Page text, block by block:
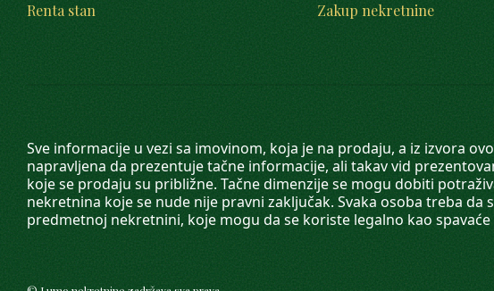
Sve informacije u vezi sa imovinom, koja je na prodaju, a iz izvora
napravljena da prezentuje tačne informacije, ali takav vid
koje se prodaju su približne. Tačne dimenzije se mogu dobiti
nekretnina koje se nude nije pravni zaključak. Svaka osoba treba
predmetnoj nekretnini, koje mogu da se koriste legalno kao spavaće
Renta stan
Zakup nekretnine